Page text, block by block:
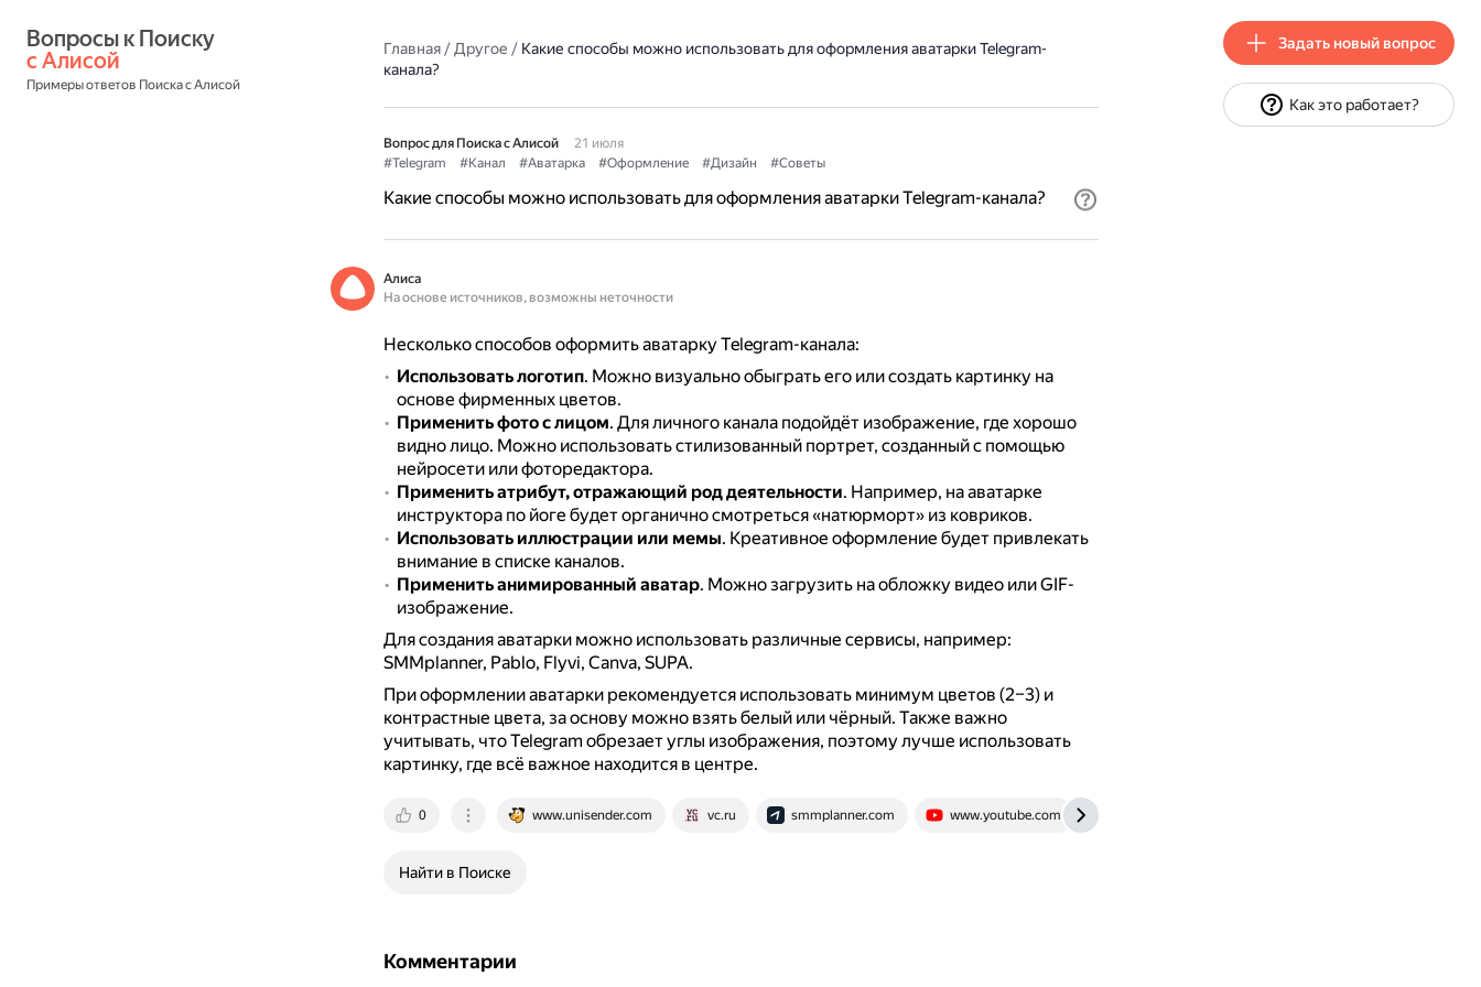
с Алисой
Примеры ответов Поиска с Алисой
Главная/Другое / Какие способы можно использовать для оформления аватарки Telegram-
канала?
Вопрос для Поиска с Алисой
21 июля
#Telegram
#Канал #Аватарка #Оформление #Дизайн #Советы
Какие способы можно использовать для оформления аватарки Telegram-канала?
Алиса
На основе источников, возможны неточности
Несколько способов оформить аватарку Telegram-канала:
Использовать логотип. Можно визуально обыграть его или создать картинку на
основе фирменных цветов.
Применить фото с лицом. Для личного канала подойдёт изображение, где хорошо
видно лицо. Можно использовать стилизованный портрет, созданный с помощью
нейросети или фоторедактора.
Применить атрибут, отражающий род деятельности. Например, на аватарке
инструктора по йоге будет органично смотреться «натюрморт» из ковриков.
Использовать иллюстрации или мемы. Креативное оформление будет привлекать
внимание в списке каналов.
Применить анимированный аватар. Можно загрузить на обложку видео или GIF-
изображение.
Для создания аватарки можно использовать различные сервисы, например:
SMMplanner, Pablo, Flyvi, Сanva, SUPA.
При оформлении аватарки рекомендуется использовать минимум цветов (2–3) и
контрастные цвета, за основу можно взять белый или чёрный. Также важно
учитывать, что Telegram обрезает углы изображения, поэтому лучше использовать
картинку, где всё важное находится в центре.
0 www.unisender.com vc.ru smmplanner.com www.youtube.com
Найти в Поиске
Комментарии
Задать новый вопрос
Как это работает?